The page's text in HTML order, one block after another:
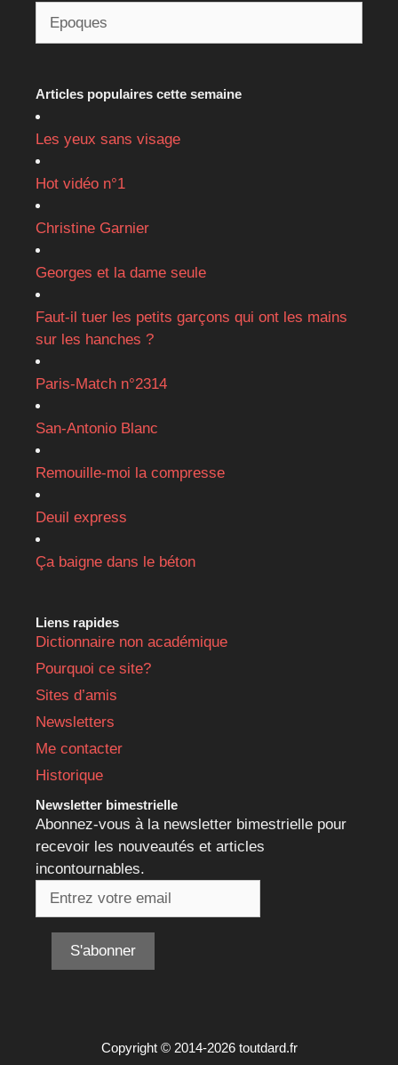
Articles populaires cette semaine
Les yeux sans visage
Hot vidéo n°1
Christine Garnier
Georges et la dame seule
Faut-il tuer les petits garçons qui ont les mains
sur les hanches ?
Paris-Match n°2314
San-Antonio Blanc
Remouille-moi la compresse
Deuil express
Ça baigne dans le béton
Liens rapides
Dictionnaire non académique
Pourquoi ce site?
Sites d’amis
Newsletters
Me contacter
Historique
Newsletter bimestrielle
Abonnez-vous à la newsletter bimestrielle pour
recevoir les nouveautés et articles
incontournables.
Copyright © 2014-2026 toutdard.fr